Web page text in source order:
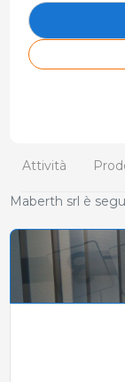
Biosicurezza -
Via Parigi, 3
Attività
Maberth srl è